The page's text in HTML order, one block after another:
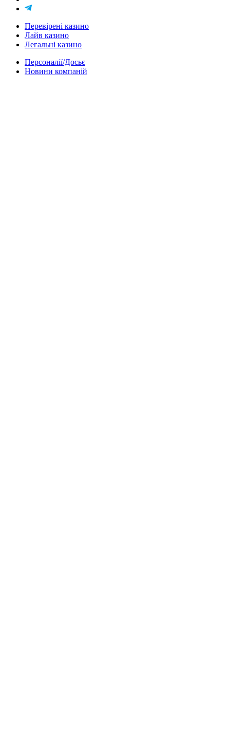
Перевірені казино
Лайв казино
Легальні казино
Персоналії/Досьє
Новини компаній